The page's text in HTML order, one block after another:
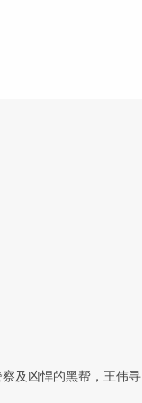
及凶悍的黑帮，王伟寻